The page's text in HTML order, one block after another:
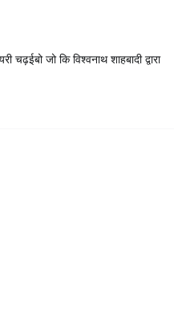
जो कि विश्वनाथ शाहबादी द्वारा